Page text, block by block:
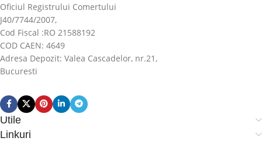
Oficiul Registrului Comertului
J40/7744/2007,
Cod Fiscal :RO 21588192
COD CAEN: 4649
Adresa Depozit: Valea Cascadelor, nr.21,
Bucuresti
Utile
Linkuri